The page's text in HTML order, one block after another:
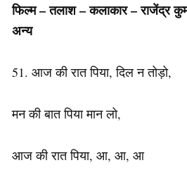
फिल्म – तलाश –कलाकार– राजेंद्र
अन्य
51. आज की रात पिया, दिल न तोड़ो,
मन की बात पिया मान लो,
आज की रात पिया, आ, आ, आ